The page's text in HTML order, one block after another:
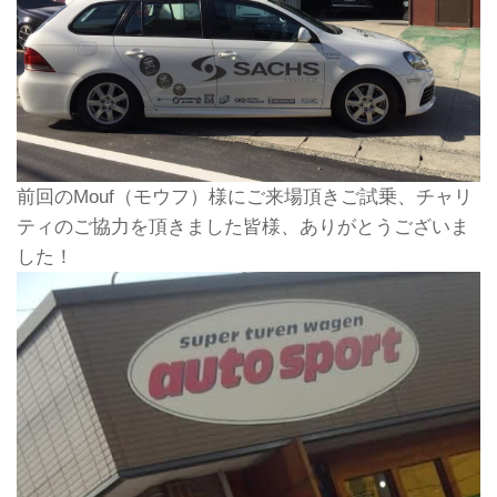
前回のMouf（モウフ）様にご来場頂きご試乗、チャリ
ティのご協力を頂きました皆様、ありがとうございま
した！